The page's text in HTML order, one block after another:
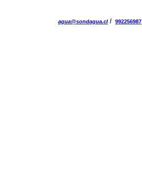
agua@sondagua.cl/ 992256987